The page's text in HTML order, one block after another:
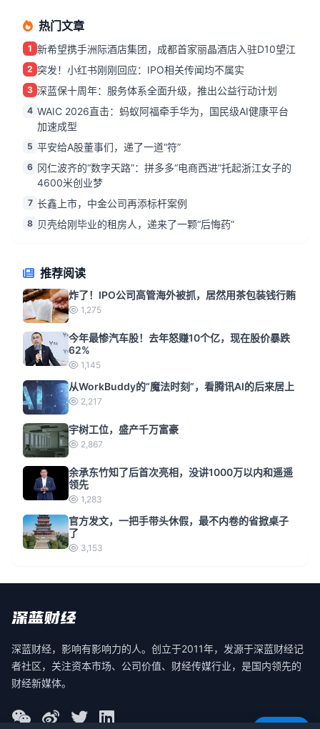
热门文章
1 新希望携手洲际酒店集团，成都首家丽晶酒店入驻D10望江
2 突发！小红书刚刚回应：IPO相关传闻均不属实
3 深蓝保十周年：服务体系全面升级，推出公益行动计划
4 WAIC 2026直击：蚂蚁阿福牵手华为，国民级AI健康平台
加速成型
5 平安给A股董事们，递了一道“符”
6 冈仁波齐的“数字天路”：拼多多“电商西进”托起浙江女子的
4600米创业梦
7 长鑫上市，中金公司再添标杆案例
8 贝壳给刚毕业的租房人，递来了一颗“后悔药”
推荐阅读
炸了！IPO公司高管海外被抓，居然用茶包装钱行贿
1,275
今年最惨汽车股！去年怒赚10个亿，现在股价暴跌
62%
1,145
从WorkBuddy的“魔法时刻”，看腾讯AI的后来居上
2,217
宇树工位，盛产千万富豪
2,867
余承东竹知了后首次亮相，没讲1000万以内和遥遥
领先
1,283
官方发文，一把手带头休假，最不内卷的省掀桌子
了
3,153
深蓝财经，影响有影响力的人。创立于2011年，发源于深蓝财经记
者社区，关注资本市场、公司价值、财经传媒行业，是国内领先的
财经新媒体。